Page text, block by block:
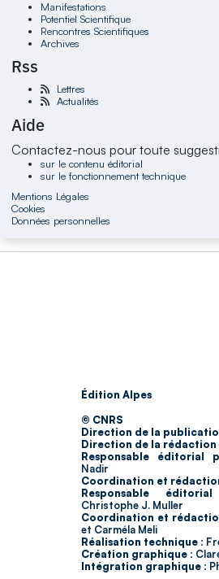
Manifestations
Potentiel Scientifique
Rencontres Scientifiques
Archives
Rss
Lettres
Actualités
Aide
Contactez-nous pour toute
sur le contenu éditorial
sur le fonctionnement technique
Mentions Légales
Cookies
Données personnelles
Édition Alpes
© CNRS
Direction de la
Direction de la rédaction
Responsable éditorial
Nadir
Coordination et
Responsable
Christophe J. Muller
Coordination et
et Carméla Meli
Réalisation technique :
Création graphique :
Intégration graphique :